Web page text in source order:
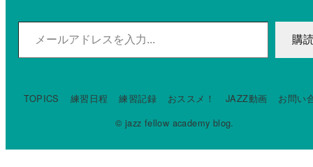
メールアドレスを入力...
購
TOPICS 練習日程 練習記録 おススメ！ JAZZ動画
お問い
© jazz fellow academy blog.